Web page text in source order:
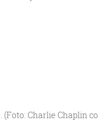
Charlie Chaplin